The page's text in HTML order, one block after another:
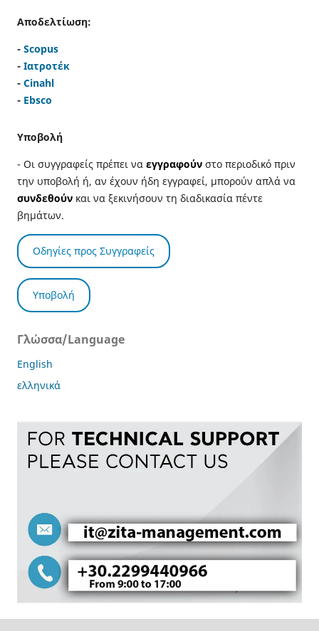
Αποδελτίωση:
- Scopus
- Ιατροτέκ
- Cinahl
- Ebsco
Υποβολή
- Οι συγγραφείς πρέπει να εγγραφούν στο περιοδικό πριν
την υποβολή ή, αν έχουν ήδη εγγραφεί, μπορούν απλά να
συνδεθούνκαι να ξεκινήσουν τη διαδικασία πέντε
βημάτων.
Οδηγίες προς Συγγραφείς
Υποβολή
Γλώσσα/Language
English
ελληνικά